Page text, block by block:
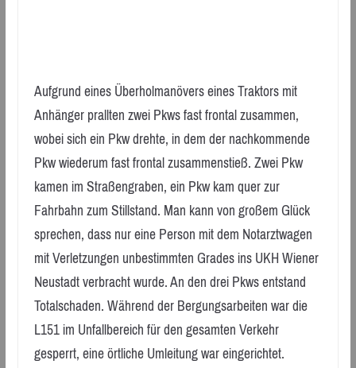
Aufgrund eines Überholmanövers eines Traktors mit
Anhänger prallten zwei Pkws fast frontal zusammen,
wobei sich ein Pkw drehte, in dem der nachkommende
Pkw wiederum fast frontal zusammenstieß. Zwei Pkw
kamen im Straßengraben, ein Pkw kam quer zur
Fahrbahn zum Stillstand. Man kann von großem Glück
sprechen, dass nur eine Person mit dem Notarztwagen
mit Verletzungen unbestimmten Grades ins UKH Wiener
Neustadt verbracht wurde. An den drei Pkws entstand
Totalschaden. Während der Bergungsarbeiten war die
L151 im Unfallbereich für den gesamten Verkehr
gesperrt, eine örtliche Umleitung war eingerichtet.